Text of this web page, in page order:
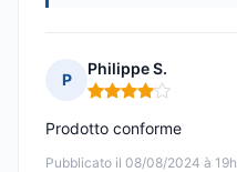
P
Philippe S.
Nota: 4 su 5
Pubblicato il 08/08/2024 à
Prodotto conforme